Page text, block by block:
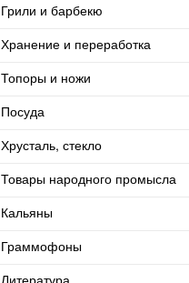
Грили и барбекю
Хранение и переработка
Топоры и ножи
Посуда
Хрусталь, стекло
Товары народного промысла
Кальяны
Граммофоны